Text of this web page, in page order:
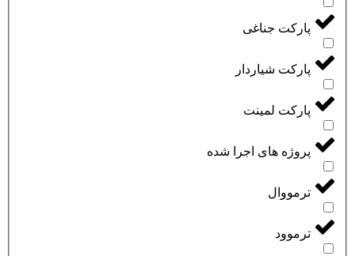
پارکت جناغی
پارکت شیاردار
پارکت لمینت
پروژه های اجرا شده
ترمووال
ترموود